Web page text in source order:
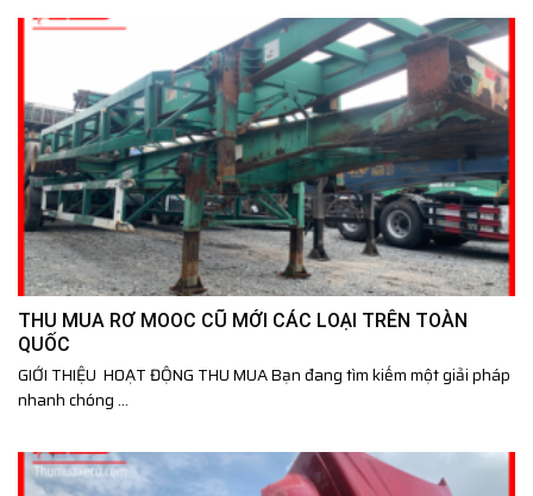
THU MUA RƠ MOOC CŨ MỚI CÁC LOẠI TRÊN TOÀN
QUỐC
GIỚI THIỆU HOẠT ĐỘNG THU MUA Bạn đang tìm kiếm một giải pháp
nhanh chóng ...